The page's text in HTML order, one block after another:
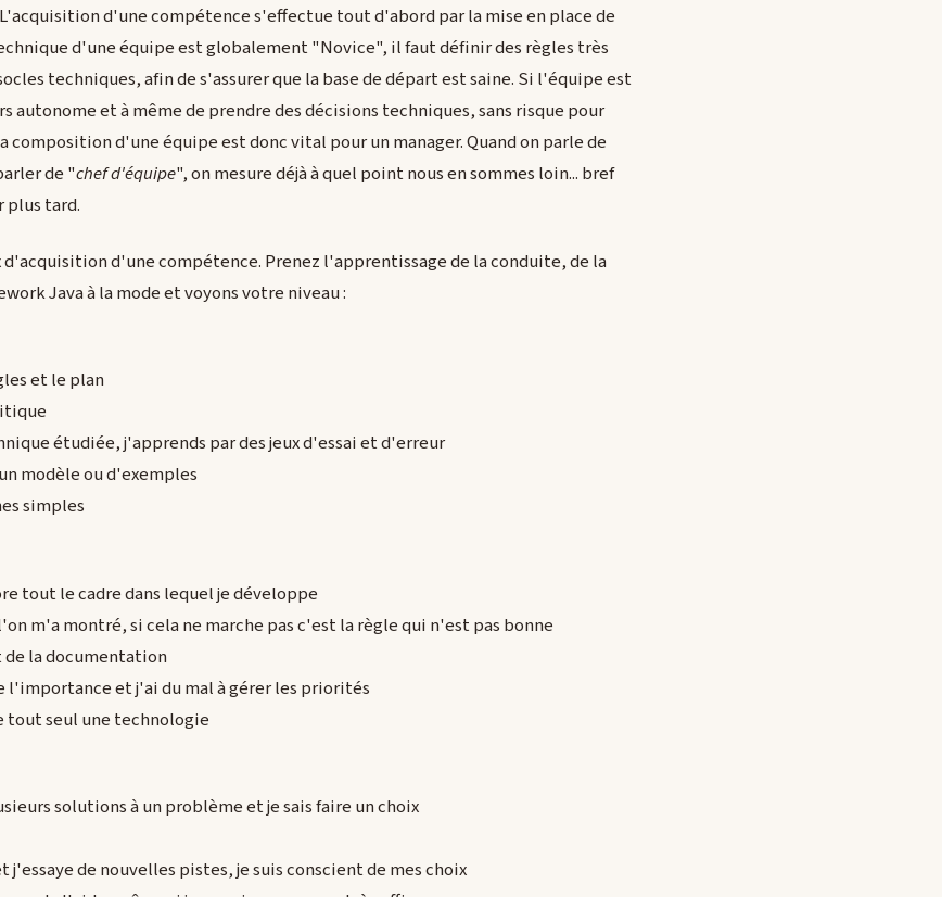
d'une compétence s'effectue tout d'abord par la mise en place de
d'une équipe est globalement "Novice", il faut définir des règles très
techniques, afin de s'assurer que la base de départ est saine. Si l'équipe est
autonome et à même de prendre des décisions techniques, sans risque pour
composition d'une équipe est donc vital pour un manager. Quand on parle de
de "chef d'équipe", on mesure déjà à quel point nous en sommes loin... bref
plus tard.
d'acquisition d'une compétence. Prenez l'apprentissage de la conduite, de la
Java à la mode et voyons votre niveau :
et le plan
étudiée, j'apprends par des jeux d'essai et d'erreur
modèle ou d'exemples
simples
tout le cadre dans lequel je développe
m'a montré, si cela ne marche pas c'est la règle qui n'est pas bonne
de la documentation
l'importance et j'ai du mal à gérer les priorités
tout seul une technologie
solutions à un problème et je sais faire un choix
de nouvelles pistes, je suis conscient de mes choix